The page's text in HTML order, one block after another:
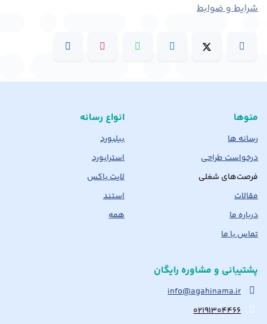
شرایط و ضوابط
منوها
رسانه ها
درخواست طراحی
فرصت‌های شغلی
مقالات
درباره ما
تماس با ما
انواع رسانه
بیلبورد
استرابورد
لایت باکس
استند
همه
پشتیبانی و مشاوره رایگان
info@agahinama.ir
۰۲۱۹۱۳۰۴۴۶۶